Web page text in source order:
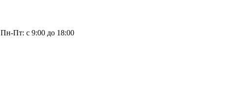
Пн-Пт: с 9:00 до 18:00